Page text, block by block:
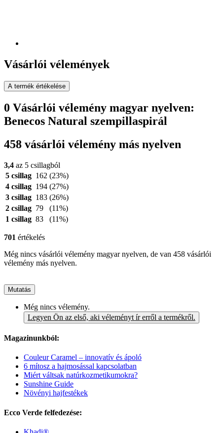
Vásárlói vélemények
A termék értékelése
0 Vásárlói vélemény magyar nyelven:
Benecos Natural szempillaspirál
458 vásárlói vélemény más nyelven
3,4 az 5 csillagból
5 csillag 162 (23%)
4 csillag 194 (27%)
3 csillag 183 (26%)
2 csillag 79
(11%)
1 csillag 83 (11%)
701 értékelés
Még nincs vásárlói vélemény magyar nyelven, de van 458 vásárlói
vélemény más nyelven.
Mutatás
Még nincs vélemény.
Legyen Ön az első, aki véleményt ír erről a termékről.
Magazinunkból:
Couleur Caramel – innovatív és ápoló
6 mítosz a hajmosással kapcsolatban
Miért váltsak natúrkozmetikumokra?
Sunshine Guide
Növényi hajfestékek
Ecco Verde felfedezése: